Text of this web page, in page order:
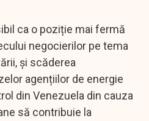
ca o poziție mai fermă
negocierilor pe tema
și scăderea
agențiilor de energie
din Venezuela din cauza
să contribuie la